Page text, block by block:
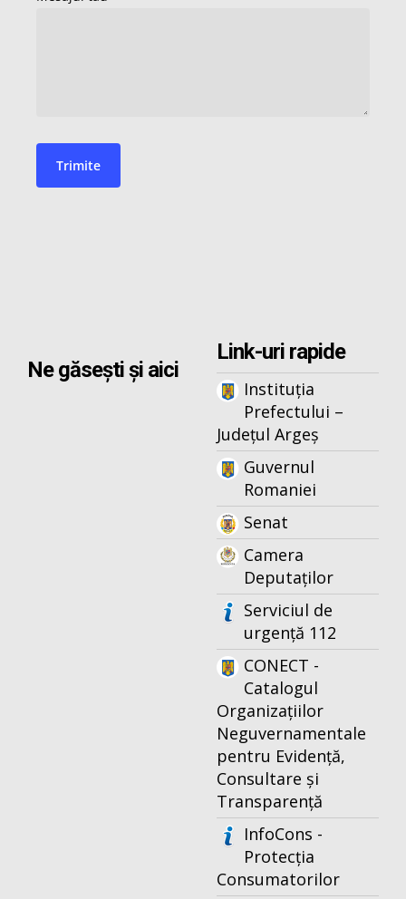
Ne găsești și aici
Link-uri rapide
Instituția
Prefectului –
Județul Argeș
Guvernul
Romaniei
Senat
Camera
Deputaților
Serviciul de
urgență 112
CONECT -
Catalogul
Organizațiilor
Neguvernamentale
pentru Evidență,
Consultare și
Transparență
InfoCons -
Protecția
Consumatorilor